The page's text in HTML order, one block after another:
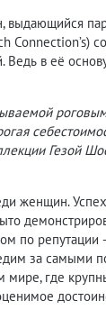
выдающийся
Ведь в её
Гезой
женщин.
по
за самыми
где